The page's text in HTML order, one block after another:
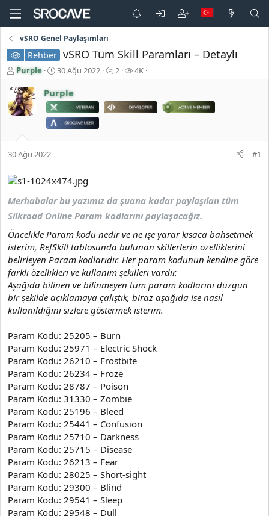
vSRO Genel Paylaşımları
Rehber vSRO Tüm Skill Paramları – Detaylı
K
n
b
u
a
l
t
a
n
Purple
B
ş
l
a
n
a
i
h
i
30 Ağu 2022
C
a
p
2
G
ü
n
4K
Purple
30 Ağu 2022 #1
Merhabalar bu yazımız da şuana kadar paylaşılan tüm
Silkroad Online Param kodlarını paylaşacağız.
Öncelikle Param kodu nedir ve ne işe yarar kısaca bahsetmek
isterim, RefSkill tablosunda bulunan skillerlerin özelliklerini
belirleyen Param kodlarıdır. Her param kodunun kendine göre
farklı özellikleri ve kullanım şekilleri vardır.
Aşağıda bilinen ve bilinmeyen tüm param kodlarını düzgün
bir şekilde açıklamaya çalıştık, biraz aşağıda ise nasıl
kullanıldığını sizlere göstermek isterim.
Param Kodu: 25205 – Burn
Param Kodu: 25971 – Electric Shock
Param Kodu: 26210 – Frostbite
Param Kodu: 26234 – Froze
Param Kodu: 28787 – Poison
Param Kodu: 31330 – Zombie
Param Kodu: 25196 – Bleed
Param Kodu: 25441 – Confusion
Param Kodu: 25710 – Darkness
Param Kodu: 25715 – Disease
Param Kodu: 26213 – Fear
Param Kodu: 28025 – Short-sight
Param Kodu: 29300 – Blind
Param Kodu: 29541 – Sleep
Param Kodu: 29548 – Dull